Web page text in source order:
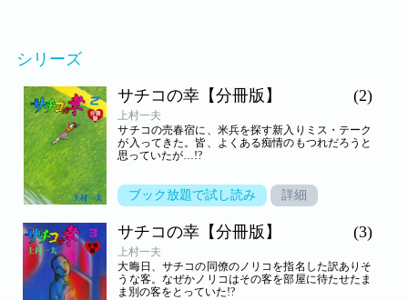
シリーズ
サチコの幸【分冊版】
(2)
上村一夫
サチコの売春宿に、米兵を探す新入りミス・テーク
が入ってきた。皆、よくある痴情のもつれだろうと
思っていたが…!?
ブック放題で試し読み 詳細
サチコの幸【分冊版】 (3)
上村一夫
大晦日、サチコの同僚のノリコを指名した訳ありそ
うな客。なぜかノリコはその客を部屋に待たせたま
ま別の客をとっていた!?